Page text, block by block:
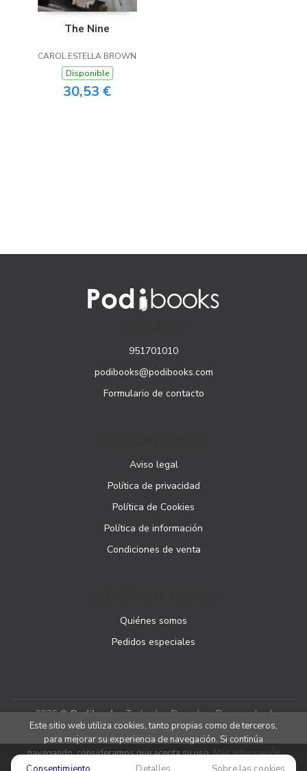
The Nine
CAROL ESTELLA BROWN
Disponible
30,53 €
951701010
podibooks@podibooks.com
Formulario de contacto
Aviso legal
Política de privacidad
Política de Cookies
Política de información
Condiciones de venta
Quiénes somos
Pedidos especiales
2026 ©Podibooks. Todos los Derechos Reservados |
Podiprint
Este sitio web utiliza cookies, tanto propias como de terceros,
para mejorar su experiencia de navegación. Si continúa
navegando, consideramos que acepta su uso.Más información